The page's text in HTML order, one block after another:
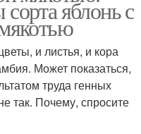
яблонь с
и листья, и кора
Может показаться,
труда генных
так. Почему, спросите